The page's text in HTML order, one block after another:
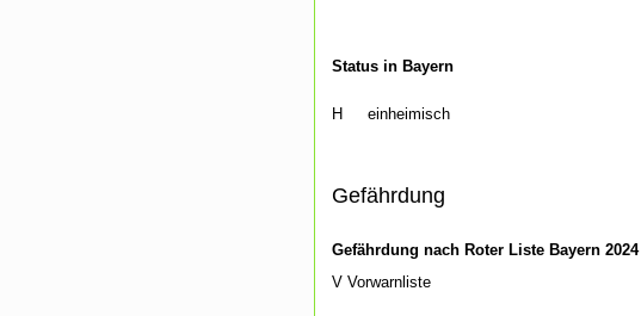
Status in Bayern
H einheimisch
Gefährdung
Gefährdung nach Roter Liste Bayern 2024
V Vorwarnliste